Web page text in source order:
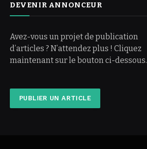
DEVENIR ANNONCEUR
Avez-vous un projet de publication
d’articles ? N’attendez plus ! Cliquez
maintenant sur le bouton ci-dessous.
PUBLIER UN ARTICLE